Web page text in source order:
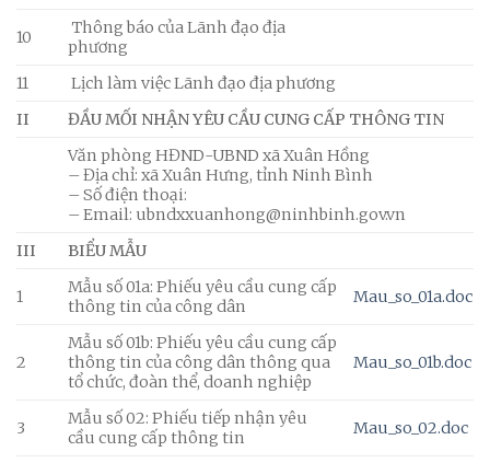
10
Thông báo của Lãnh đạo địa
phương
11
Lịch làm việc Lãnh đạo địa phương
II
ĐẦU MỐI NHẬN YÊU CẦU CUNG CẤP THÔNG TIN
Văn phòng HĐND-UBND xã Xuân Hồng
– Địa chỉ: xã Xuân Hưng, tỉnh Ninh Bình
– Số điện thoại:
– Email: ubndxxuanhong@ninhbinh.gov.vn
III
BIỂU MẪU
1
Mẫu số 01a: Phiếu yêu cầu cung cấp
thông tin của công dân
Mau_so_01a.doc
2
Mẫu số 01b: Phiếu yêu cầu cung cấp
thông tin của công dân thông qua
tổ chức, đoàn thể, doanh nghiệp
Mau_so_01b.doc
3
Mẫu số 02: Phiếu tiếp nhận yêu
cầu cung cấp thông tin
Mau_so_02.doc